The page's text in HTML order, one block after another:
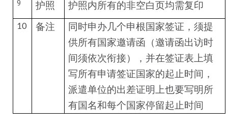
9 护照 护照内所有的非空白页均需复印
10 备注
同时申办几个申根国家签证，须提
供所有国家邀请函（邀请函出访时
间须依次衔接），并在签证表上填
写所有申请签证国家的起止时间，
派遣单位的出差证明上也要写明所
有国名和每个国家停留起止时间